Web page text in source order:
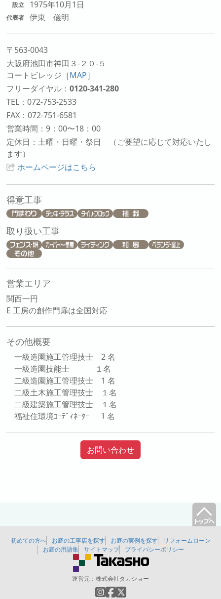
設立 1975年10月1日
代表者 伊東 儀明
〒563-0043
大阪府池田市神田３-２０-５
コートビレッジ ［MAP］
フリーダイヤル：0120-341-280
TEL：072-753-2533
FAX：072-751-6581
営業時間：9：00〜18：00
定休日：土曜・日曜・祭日 （ご要望に応じて対応いたし
ます）
ホームページはこちら
得意工事
取り扱い工事
営業エリア
関西一円
E 工房の創作門扉は全国対応
その他概要
一級造園施工管理技士 2 名
一級造園技能士 １名
二級造園施工管理技士 1 名
二級土木施工管理技士 １名
二級建築施工管理技士 １名
福祉住環境ｺｰﾃﾞｨﾈｰﾀｰ １名
お問い合わせ
初めての方へ お庭の工事店を探す お庭の実例を探す
リフォームローン
お庭の用語集
サイトマップ プライバシーポリシー
運営元： 株式会社タカショー